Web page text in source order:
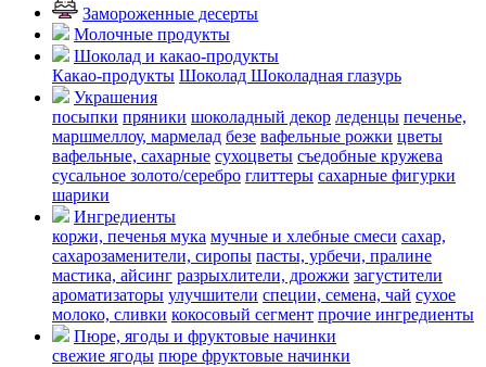
Замороженные десерты
Молочные продукты
Шоколад и какао-продукты
Какао-продукты Шоколад Шоколадная глазурь
Украшения
посыпки пряники шоколадный декор леденцы печенье,
маршмеллоу, мармелад безе вафельные рожки цветы
вафельные, сахарные сухоцветы съедобные кружева
сусальное золото/серебро глиттеры сахарные фигурки
шарики
Ингредиенты
коржи, печенья мука мучные и хлебные смеси сахар,
сахарозаменители, сиропы пасты, урбечи, пралине
мастика, айсинг разрыхлители, дрожжи загустители
ароматизаторы улучшители специи, семена, чай сухое
молоко, сливки кокосовый сегмент прочие ингредиенты
Пюре, ягоды и фруктовые начинки
свежие ягоды пюре фруктовые начинки